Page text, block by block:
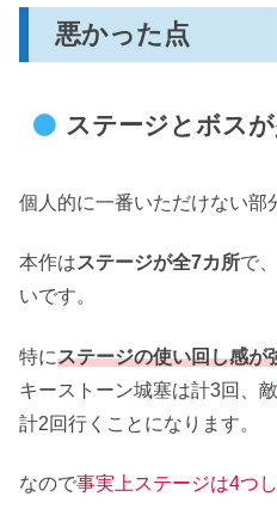
悪かった点
ステージとボス
個人的に一番いただけない部
本作はステージが全7カ所で、
いです。
特にステージの使い回し感が
キーストーン城塞は計3回、
計2回行くことになります。
なので事実上ステージは4つ